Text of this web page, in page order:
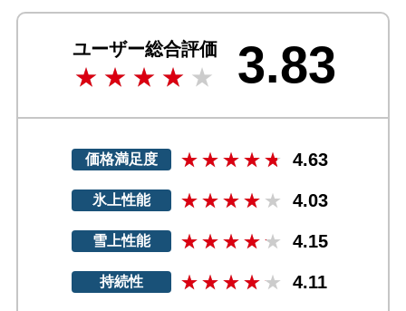
ユーザー総合評価 3.83
価格満足度 4.63
氷上性能 4.03
雪上性能 4.15
持続性 4.11